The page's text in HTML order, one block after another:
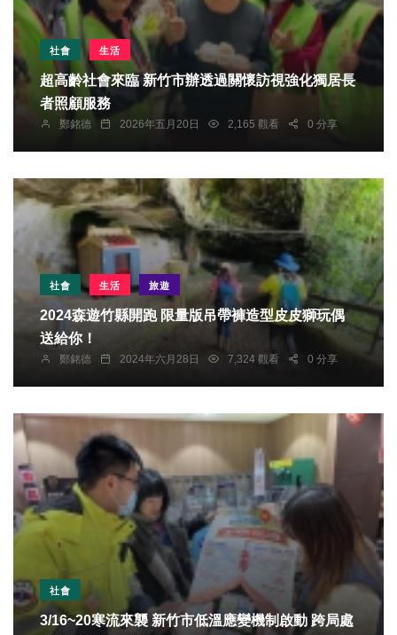
社會 生活
超高齡社會來臨 新竹市辦透過關懷訪視強化獨居長
者照顧服務
鄭銘德 2026年五月20日 2,165 觀看 0 分享
社會 生活 旅遊
2024森遊竹縣開跑 限量版吊帶褲造型皮皮獅玩偶
送給你！
鄭銘德 2024年六月28日 7,324 觀看 0 分享
社會
3/16~20寒流來襲 新竹市低溫應變機制啟動 跨局處